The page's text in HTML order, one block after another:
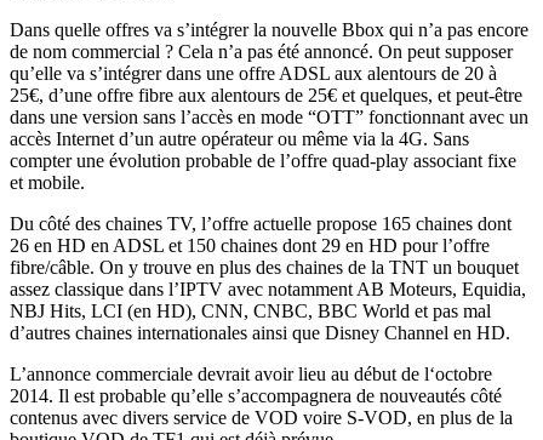
Dans quelle offres va s’intégrer la nouvelle Bbox qui n’a pas encore
de nom commercial ? Cela n’a pas été annoncé. On peut supposer
qu’elle va s’intégrer dans une offre ADSL aux alentours de 20 à
25€, d’une offre fibre aux alentours de 25€ et quelques, et peut-être
dans une version sans l’accès en mode “OTT” fonctionnant avec un
accès Internet d’un autre opérateur ou même via la 4G. Sans
compter une évolution probable de l’offre quad-play associant fixe
et mobile.
Du côté des chaines TV, l’offre actuelle propose 165 chaines dont
26 en HD en ADSL et 150 chaines dont 29 en HD pour l’offre
fibre/câble. On y trouve en plus des chaines de la TNT un bouquet
assez classique dans l’IPTV avec notamment AB Moteurs, Equidia,
NBJ Hits, LCI (en HD), CNN, CNBC, BBC World et pas mal
d’autres chaines internationales ainsi que Disney Channel en HD.
L’annonce commerciale devrait avoir lieu au début de l‘octobre
2014. Il est probable qu’elle s’accompagnera de nouveautés côté
contenus avec divers service de VOD voire S-VOD, en plus de la